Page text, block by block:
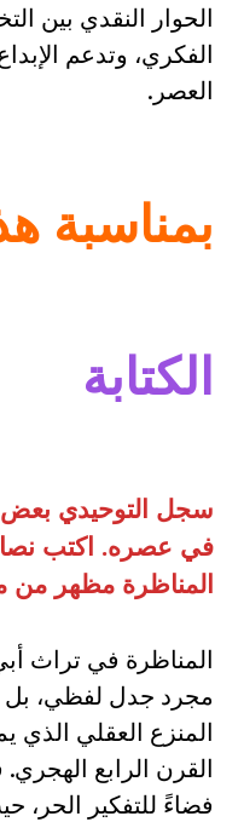
الحوار النقدي بين
الفكري، وتدعم
العصر.
بمناسبة
الكتابة
سجل التوحيدي
في عصره. اكتب
المناظرة مظهر من
المناظرة في تراث
مجرد جدل لفظي،
المنزع العقلي الذي
القرن الرابع
فضاءً للتفكير الحر،